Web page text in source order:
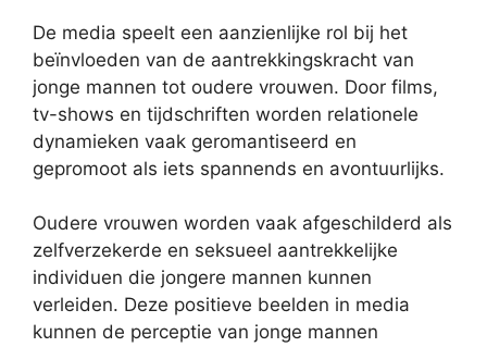
De media speelt een aanzienlijke rol bij het
beïnvloeden van de aantrekkingskracht van
jonge mannen tot oudere vrouwen. Door films,
tv-shows en tijdschriften worden relationele
dynamieken vaak geromantiseerd en
gepromoot als iets spannends en avontuurlijks.
Oudere vrouwen worden vaak afgeschilderd als
zelfverzekerde en seksueel aantrekkelijke
individuen die jongere mannen kunnen
verleiden. Deze positieve beelden in media
kunnen de perceptie van jonge mannen